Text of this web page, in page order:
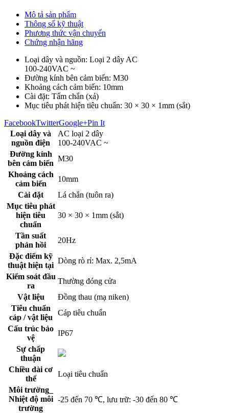
Mô tả sản phẩm
Thông số kỹ thuật
Phương thức vận chuyển
Chứng nhận hãng
Loại dây và nguồn: Loại 2 dây AC
100-240VAC ~
Đường kính bên cảm biến: M30
Khoảng cách cảm biến: 10mm
Cài đặt: Tấm chắn (xả)
Mục tiêu phát hiện tiêu chuẩn: 30 × 30 × 1mm (sắt)
FacebookTwitterGoogle+Pin It
Loại dây và
nguồn điện
AC loại 2 dây
100-240VAC ~
Đường kính
bên cảm biến
M30
Khoảng cách
cảm biến
10mm
Cài đặt
Lá chắn (tuôn ra)
Mục tiêu phát
hiện tiêu
chuẩn
30 × 30 × 1mm (sắt)
Tần suất
phản hồi
20Hz
Đặc điểm kỹ
thuật hiện tại
Dòng rò rỉ: Max. 2,5mA
Kiểm soát đầu
ra
Thường đóng cửa
Vật liệu
Đồng thau (mạ niken)
Tiêu chuẩn
cáp / vật liệu
Cáp tiêu chuẩn
Cấu trúc bảo
vệ
IP67
Sự chấp
thuận
Chiều dài cơ
thể
Loại tiêu chuẩn
Môi trường_
Nhiệt độ môi
trường
-25 đến 70 ℃, lưu trữ: -30 đến 80 ℃